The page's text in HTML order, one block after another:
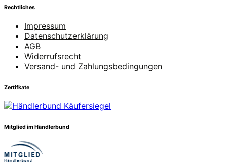
Rechtliches
Impressum
Datenschutzerklärung
AGB
Widerrufsrecht
Versand- und Zahlungsbedingungen
Zertifkate
Mitglied im Händlerbund